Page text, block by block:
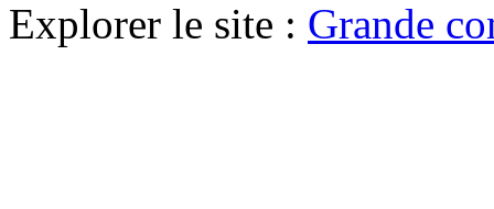
Explorer le site : Grande